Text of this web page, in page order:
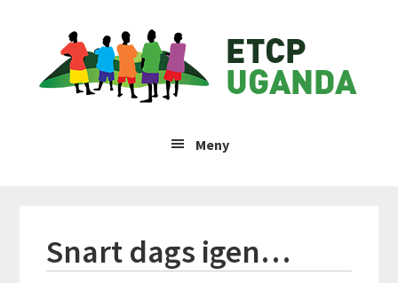
huvudnavigering
huvudinnehåll
primära
ETCP
Uganda
Meny
Snart dags igen…